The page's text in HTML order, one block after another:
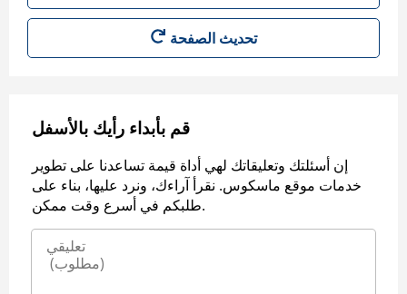
تحديث الصفحة
قم بأبداء رأيك بالأسفل
إن أسئلتك وتعليقاتك لهي أداة قيمة تساعدنا على تطوير
خدمات موقع ماسكوس. نقرأ آراءك، ونرد عليها، بناء على
طلبكم في أسرع وقت ممكن.